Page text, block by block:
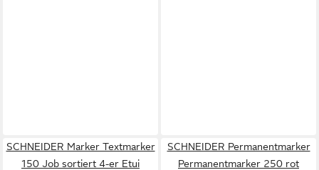
SCHNEIDER Marker Textmarker
150 Job sortiert 4-er Etui
SCHNEIDER Permanentmarker
Permanentmarker 250 rot